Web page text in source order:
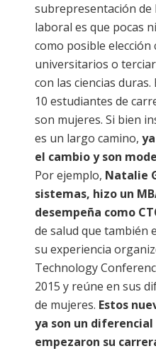
subrepresentación de
laboral es que pocas
como posible
universitarios o
con las ciencias
10 estudiantes de
son mujeres. Si bien
es un largo camino,
el cambio y son
Por ejemplo, Natalie
sistemas, hizo un
desempeña como
de salud que también
su experiencia
Technology
2015 y reúne en sus
de mujeres. Estos
ya son un
empezaron su